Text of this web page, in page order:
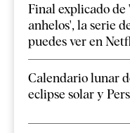
Final explicado de
anhelos', la serie
puedes ver en
Calendario lunar
eclipse solar y